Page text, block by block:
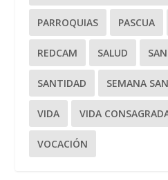
PARROQUIAS PASCUA
REDCAM SALUD
SANTIDAD SEMANA
VIDA VIDA
VOCACIÓN